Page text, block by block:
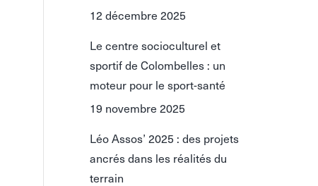
12 décembre 2025
Le centre socioculturel et
sportif de Colombelles : un
moteur pour le sport-santé
19 novembre 2025
Léo Assos’ 2025 : des projets
ancrés dans les réalités du
terrain